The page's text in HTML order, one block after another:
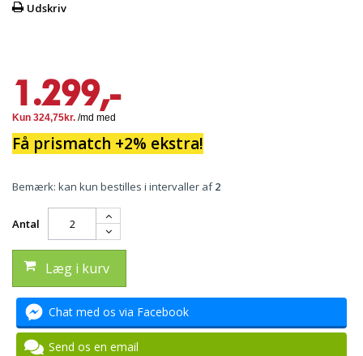
Udskriv
1.299,-
Få prismatch +2% ekstra!
Bemærk: kan kun bestilles i intervaller af2
Antal
Læg i kurv
Chat med os via Facebook
Send os en email